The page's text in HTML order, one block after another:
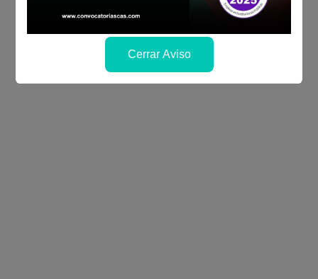
Cerrar Aviso